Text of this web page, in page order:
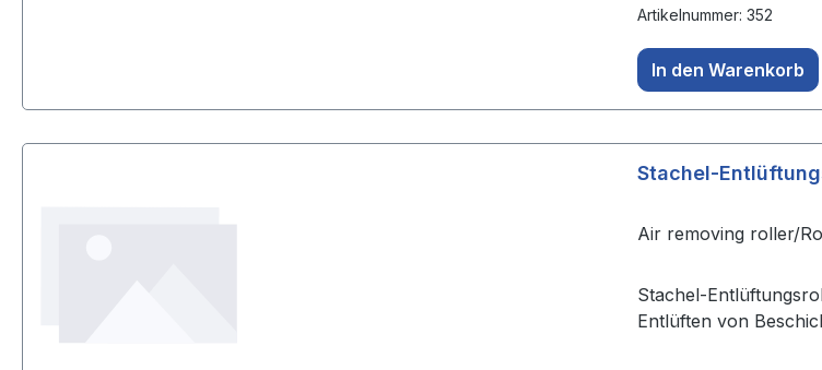
Artikelnummer: 352
In den Warenkorb
Stachel-
Air removing roller/
Stachel-
Entlüften von